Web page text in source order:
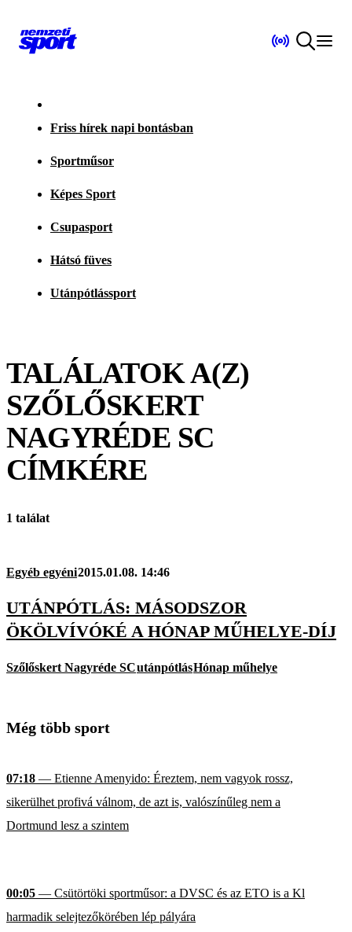
Friss hírek napi bontásban
Sportműsor
Képes Sport
Csupasport
Hátsó füves
Utánpótlássport
TALÁLATOK A(Z)
SZŐLŐSKERT
NAGYRÉDE SC
CÍMKÉRE
1 találat
Egyéb egyéni2015.01.08. 14:46
UTÁNPÓTLÁS: MÁSODSZOR
ÖKÖLVÍVÓKÉ A HÓNAP MŰHELYE-DÍJ
Szőlőskert Nagyréde SCutánpótlásHónap műhelye
Még több sport
07:18 — Etienne Amenyido: Éreztem, nem vagyok rossz,
sikerülhet profivá válnom, de azt is, valószínűleg nem a
Dortmund lesz a szintem
00:05 — Csütörtöki sportműsor: a DVSC és az ETO is a Kl
harmadik selejtezőkörében lép pályára